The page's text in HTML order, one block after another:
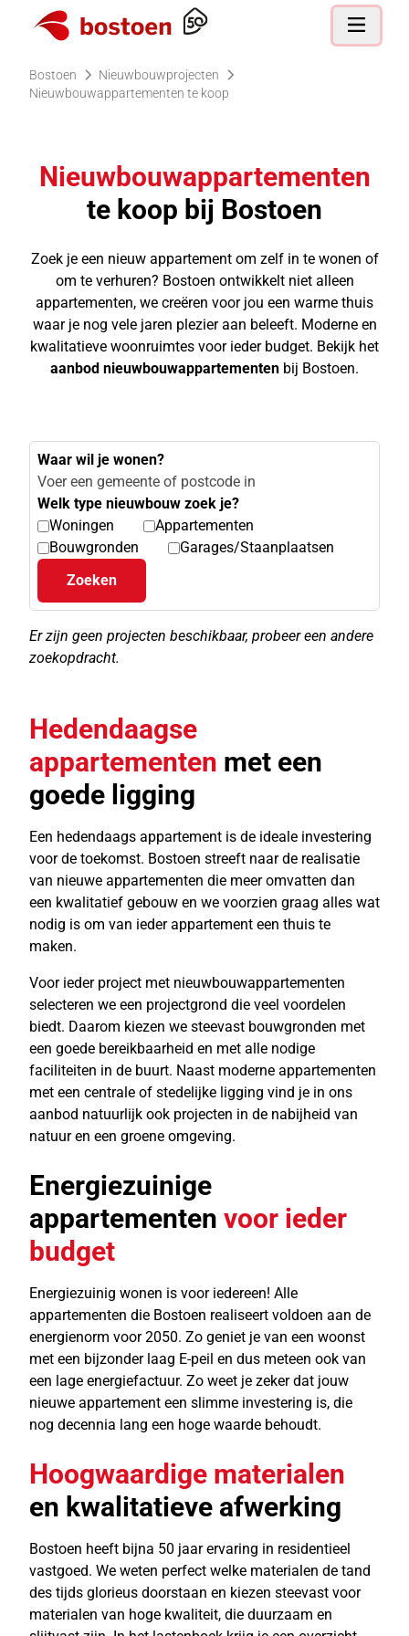
Ga naar de homepagina
Open
Bostoen
Nieuwbouwprojecten
Nieuwbouwappartementen te koop
Nieuwbouwappartementen
te koop bij Bostoen
Zoek je een nieuw appartement om zelf in te wonen of
om te verhuren? Bostoen ontwikkelt niet alleen
appartementen, we creëren voor jou een warme thuis
waar je nog vele jaren plezier aan beleeft. Moderne en
kwalitatieve woonruimtes voor ieder budget. Bekijk het
aanbod nieuwbouwappartementen bij Bostoen.
Waar wil je wonen?
Welk type nieuwbouw zoek je?
Woningen
Appartementen
Bouwgronden
Garages/Staanplaatsen
Zoeken
Er zijn geen projecten beschikbaar, probeer een andere
zoekopdracht.
Hedendaagse
appartementen met een
goede ligging
Een hedendaags appartement is de ideale investering
voor de toekomst. Bostoen streeft naar de realisatie
van nieuwe appartementen die meer omvatten dan
een kwalitatief gebouw en we voorzien graag alles wat
nodig is om van ieder appartement een thuis te
maken.
Voor ieder project met nieuwbouwappartementen
selecteren we een projectgrond die veel voordelen
biedt. Daarom kiezen we steevast bouwgronden met
een goede bereikbaarheid en met alle nodige
faciliteiten in de buurt. Naast moderne appartementen
met een centrale of stedelijke ligging vind je in ons
aanbod natuurlijk ook projecten in de nabijheid van
natuur en een groene omgeving.
Energiezuinige
appartementen voor ieder
budget
Energiezuinig wonen is voor iedereen! Alle
appartementen die Bostoen realiseert voldoen aan de
energienorm voor 2050. Zo geniet je van een woonst
met een bijzonder laag E-peil en dus meteen ook van
een lage energiefactuur. Zo weet je zeker dat jouw
nieuwe appartement een slimme investering is, die
nog decennia lang een hoge waarde behoudt.
Hoogwaardige materialen
en kwalitatieve afwerking
Bostoen heeft bijna 50 jaar ervaring in residentieel
vastgoed. We weten perfect welke materialen de tand
des tijds glorieus doorstaan en kiezen steevast voor
materialen van hoge kwaliteit, die duurzaam en